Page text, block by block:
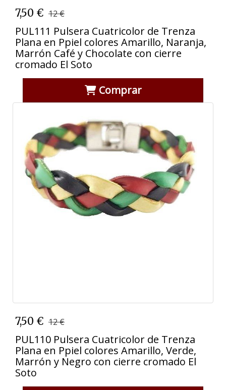
7,50 € 12 €
PUL111 Pulsera Cuatricolor de Trenza
Plana en Ppiel colores Amarillo, Naranja,
Marrón Café y Chocolate con cierre
cromado El Soto
Comprar
7,50 € 12 €
PUL110 Pulsera Cuatricolor de Trenza
Plana en Ppiel colores Amarillo, Verde,
Marrón y Negro con cierre cromado El
Soto